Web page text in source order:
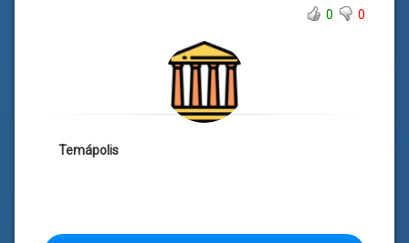
0
0
Temápolis